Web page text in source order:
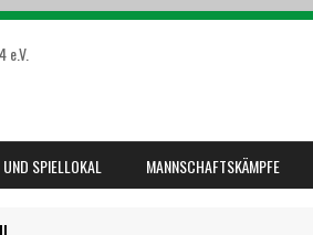
UND SPIELLOKAL MANNSCHAFTSKÄMPFE